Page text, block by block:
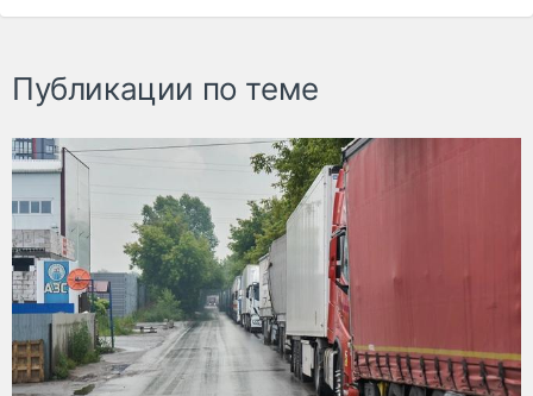
Публикации по теме